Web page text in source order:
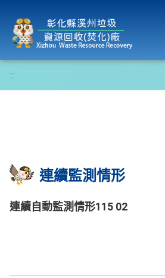
:::
連續監測情形
連續自動監測情形115 02